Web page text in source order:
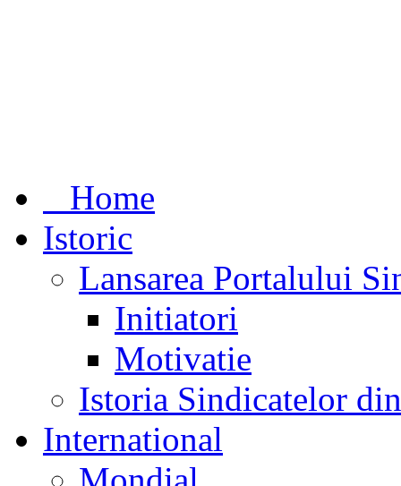
Home
Istoric
Lansarea Portalului
Initiatori
Motivatie
Istoria Sindicatelor
International